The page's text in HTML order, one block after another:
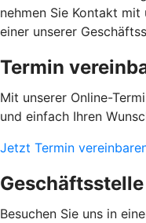
nehmen Sie Kontakt
einer unserer
Termin
Mit unserer Online-
und einfach Ihren
Jetzt Termin
Besuchen Sie uns in